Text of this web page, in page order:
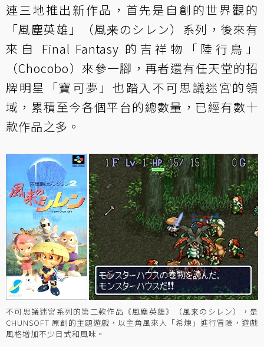
連三地推出新作品，首先是自創的世界觀的
「風塵英雄」（風来のシレン）系列，後來有
來自 Final Fantasy 的吉祥物「陸行鳥」
（Chocobo）來參一腳，再者還有任天堂的招
牌明星「寶可夢」也踏入不可思議迷宮的領
域，累積至今各個平台的總數量，已經有數十
款作品之多。
不可思議迷宮系列的第二款作品《風塵英雄》（風来のシレン），是
CHUNSOFT 原創的主題遊戲，以主角風來人「希煉」進行冒險，遊戲
風格增加不少日式和風味。